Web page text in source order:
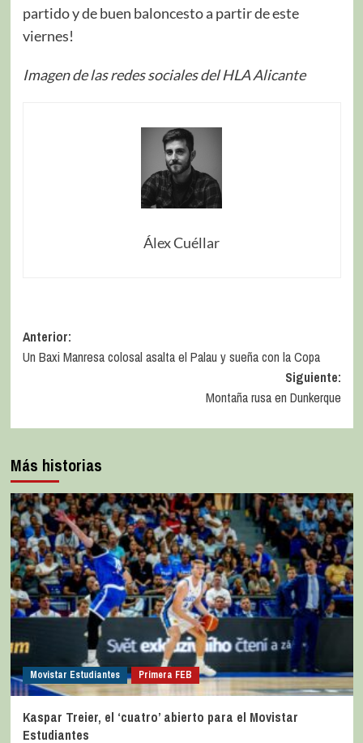
partido y de buen baloncesto a partir de este
viernes!
Imagen de las redes sociales del HLA Alicante
Álex Cuéllar
Anterior:
Un Baxi Manresa colosal asalta el Palau y sueña con la Copa
Siguiente:
Montaña rusa en Dunkerque
Más historias
Movistar Estudiantes Primera FEB
Kaspar Treier, el ‘cuatro’ abierto para el Movistar
Estudiantes